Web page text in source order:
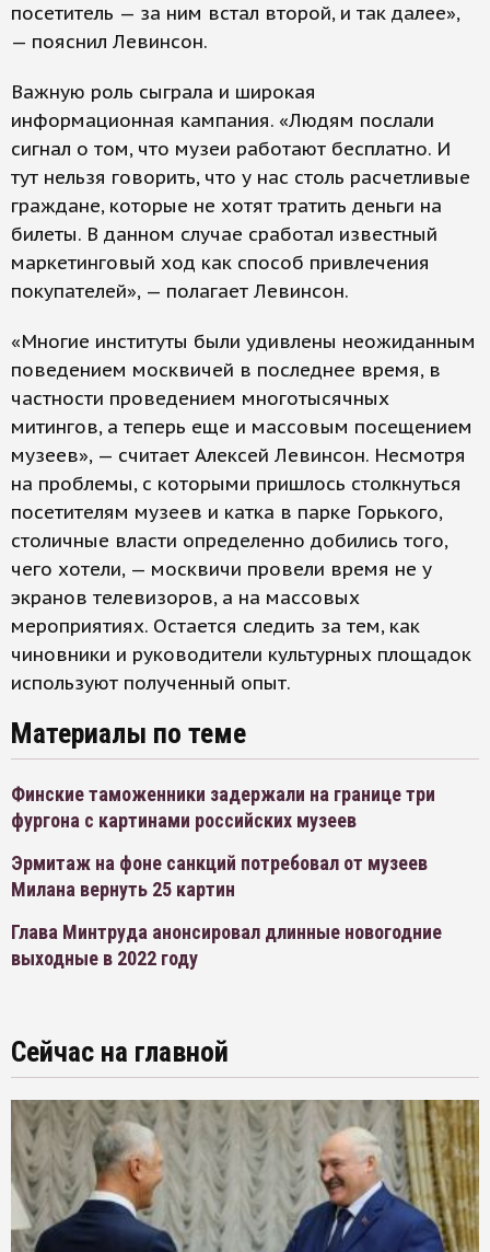
посетитель — за ним встал второй, и так далее»,
— пояснил Левинсон.
Важную роль сыграла и широкая
информационная кампания. «Людям послали
сигнал о том, что музеи работают бесплатно. И
тут нельзя говорить, что у нас столь расчетливые
граждане, которые не хотят тратить деньги на
билеты. В данном случае сработал известный
маркетинговый ход как способ привлечения
покупателей», — полагает Левинсон.
«Многие институты были удивлены неожиданным
поведением москвичей в последнее время, в
частности проведением многотысячных
митингов, а теперь еще и массовым посещением
музеев», — считает Алексей Левинсон. Несмотря
на проблемы, с которыми пришлось столкнуться
посетителям музеев и катка в парке Горького,
столичные власти определенно добились того,
чего хотели, — москвичи провели время не у
экранов телевизоров, а на массовых
мероприятиях. Остается следить за тем, как
чиновники и руководители культурных площадок
используют полученный опыт.
Материалы по теме
Финские таможенники задержали на границе три
фургона с картинами российских музеев
Эрмитаж на фоне санкций потребовал от музеев
Милана вернуть 25 картин
Глава Минтруда анонсировал длинные новогодние
выходные в 2022 году
Сейчас на главной